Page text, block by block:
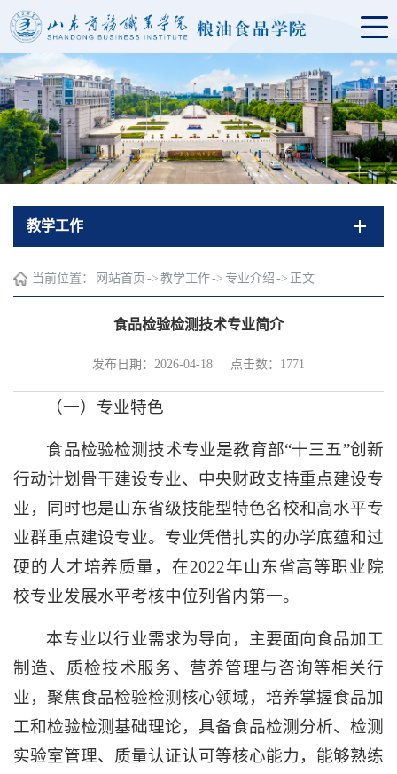
教学工作
当前位置： 网站首页 -> 教学工作-> 专业介绍 -> 正文
食品检验检测技术专业简介
发布日期：2026-04-18 点击数： 1771
（一）专业特色
食品检验检测技术专业是教育部“十三五”创新
行动计划骨干建设专业、中央财政支持重点建设专
业，同时也是山东省级技能型特色名校和高水平专
业群重点建设专业。专业凭借扎实的办学底蕴和过
硬的人才培养质量，在2022年山东省高等职业院
校专业发展水平考核中位列省内第一。
本专业以行业需求为导向，主要面向食品加工
制造、质检技术服务、营养管理与咨询等相关行
业，聚焦食品检验检测核心领域，培养掌握食品加
工和检验检测基础理论，具备食品检测分析、检测
实验室管理、质量认证认可等核心能力，能够熟练